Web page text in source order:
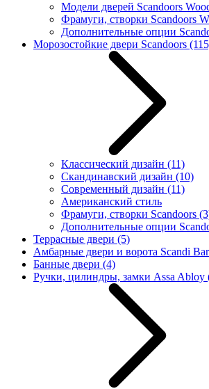
Модели дверей Scandoors
Фрамуги, створки Scandoors
Дополнительные опции
Морозостойкие двери Scandoors
Классический дизайн (11)
Скандинавский дизайн (10)
Современный дизайн (11)
Американский стиль
Фрамуги, створки Scandoors
Дополнительные опции
Террасные двери (5)
Амбарные двери и ворота Scandi
Банные двери (4)
Ручки, цилиндры, замки Assa Abloy